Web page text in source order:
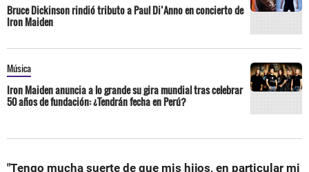
Bruce Dickinson rindió tributo a Paul Di’Anno en concierto de
Iron Maiden
Música
Iron Maiden anuncia a lo grande su gira mundial tras celebrar
50 años de fundación: ¿Tendrán fecha en Perú?
"Tengo mucha suerte de que mis hijos, en particular mi